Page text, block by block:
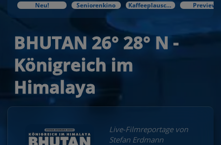
Neu! Seniorenkino Kaffeeplausch & Kinozauber Preview
BHUTAN 26° 28° N -
Königreich im
Himalaya
Live-Filmreportage von
Stefan Erdmann